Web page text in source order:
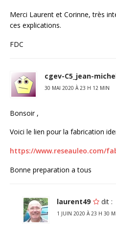
Merci Laurent et Corinne, très
ces explications.
FDC
cgev-C5_jean-
30 MAI 2020 À 23 H 12 MIN
Bonsoir ,
Voici le lien pour la fabrication
https://www.reseauleo.com/
Bonne preparation a tous
laurent49 dit :
1 JUIN 2020 À 23 H 30